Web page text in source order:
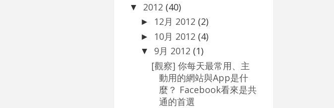
▼ 2012 (40)
► 12月 2012 (2)
► 10月 2012 (4)
▼ 9月 2012 (1)
[觀察] 你每天最常用、主
動用的網站與App是什
麼？ Facebook看來是共
通的首選